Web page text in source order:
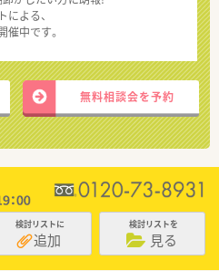
よる、
催中です。
無料相談会を予約
検討リストに
追加
検討リストを
見る